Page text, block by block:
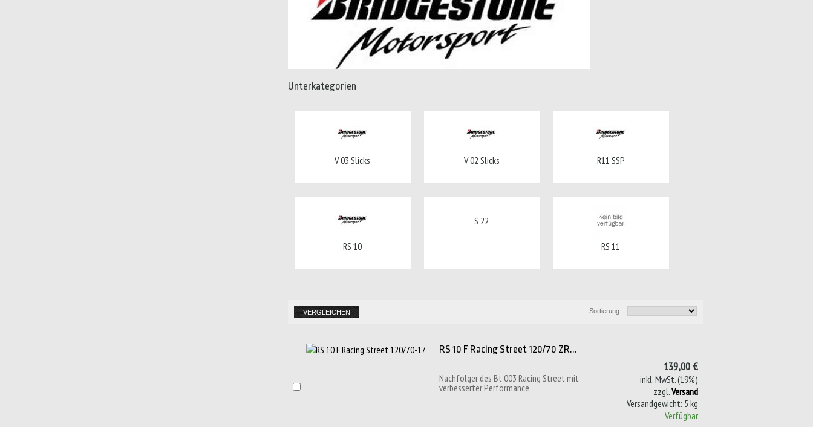
Unterkategorien
V 03 Slicks V 02 Slicks R11 SSP
RS 10
S 22
RS 11
Sortierung
RS 10 F Racing Street 120/70 ZR...
Nachfolger des Bt 003 Racing Street mit
verbesserter Performance
139,00 €
inkl. MwSt. (19%)
zzgl.Versand
Versandgewicht: 5 kg
Verfügbar